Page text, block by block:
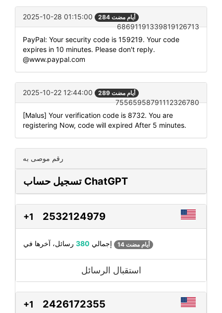
2025-10-28 01:15:00 284 أيام مضت
68691191339819126713
PayPal: Your security code is 159219. Your code
expires in 10 minutes. Please don't reply.
@www.paypal.com
2025-10-22 12:44:00 289 أيام مضت
75565958791112326780
[Malus] Your verification code is 8732. You are
registering Now, code will expired After 5 minutes.
رقم موصى به
تسجيل حساب ChatGPT
+1 2532124979
إجمالي 380 14 أيام مضت
استقبال الرسائل
+1 2426172355